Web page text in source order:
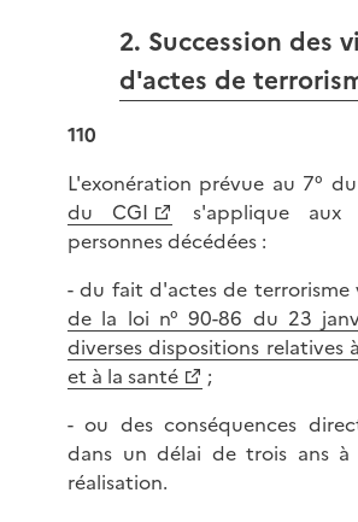
2. Succession des
d'actes de
110
L'exonération prévue au 7°
du CGI
s'applique aux
personnes décédées :
- du fait d'actes de terrorisme
de la loi n° 90-86 du 23
diverses dispositions relatives
et à la santé
;
- ou des conséquences
dans un délai de trois ans
réalisation.